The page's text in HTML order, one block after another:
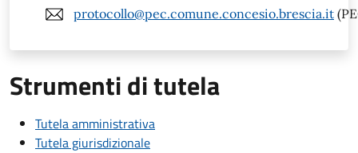
protocollo@pec.comune.concesio.brescia.it
Strumenti di tutela
Tutela amministrativa
Tutela giurisdizionale